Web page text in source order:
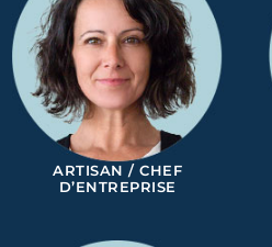
ARTISAN / CHEF
D’ENTREPRISE